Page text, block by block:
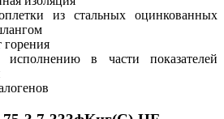
из стальных оцинкованных
горения
в части показателей